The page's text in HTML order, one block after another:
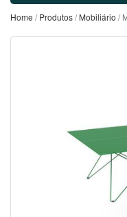
Home /Produtos/Mobiliário /